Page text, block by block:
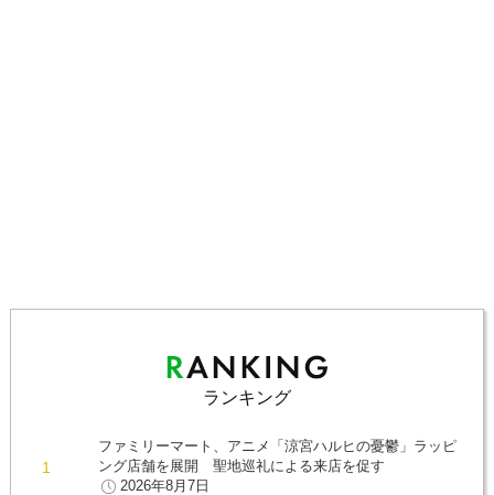
ランキング
ファミリーマート、アニメ「涼宮ハルヒの憂鬱」ラッピ
ング店舗を展開 聖地巡礼による来店を促す
2026年8月7日